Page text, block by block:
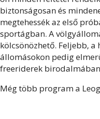
biztonságosan és
megtehessék az első
sportágban. A
kölcsönözhető. Feljebb, a
állomásokon pedig
freeriderek
Még több program a